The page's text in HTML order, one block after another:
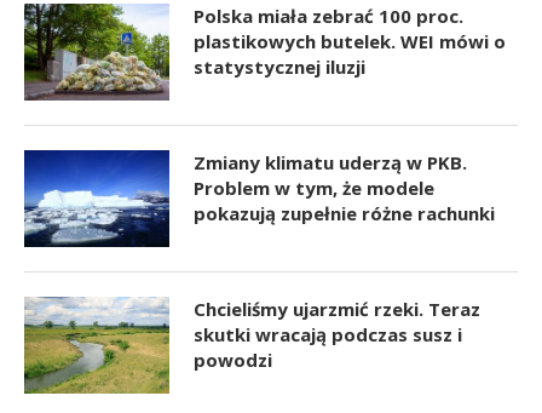
Polska miała zebrać 100 proc.
plastikowych butelek. WEI mówi o
statystycznej iluzji
Zmiany klimatu uderzą w PKB.
Problem w tym, że modele
pokazują zupełnie różne rachunki
Chcieliśmy ujarzmić rzeki. Teraz
skutki wracają podczas susz i
powodzi